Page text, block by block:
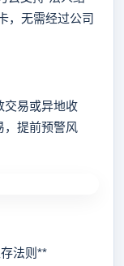
，无需经过公司
易或异地收
，提前预警风
法则**